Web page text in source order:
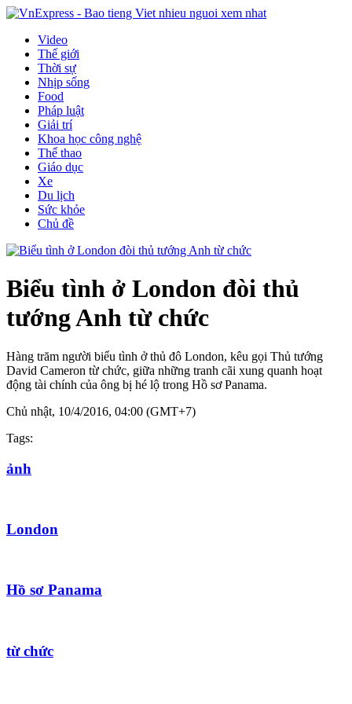
Video
Thế giới
Thời sự
Nhịp sống
Food
Pháp luật
Giải trí
Khoa học công nghệ
Thể thao
Giáo dục
Xe
Du lịch
Sức khỏe
Chủ đề
Biểu tình ở London đòi thủ
tướng Anh từ chức
Hàng trăm người biểu tình ở thủ đô London, kêu gọi Thủ tướng
David Cameron từ chức, giữa những tranh cãi xung quanh hoạt
động tài chính của ông bị hé lộ trong Hồ sơ Panama.
Chủ nhật, 10/4/2016, 04:00 (GMT+7)
Tags:
ảnh
London
Hồ sơ Panama
từ chức